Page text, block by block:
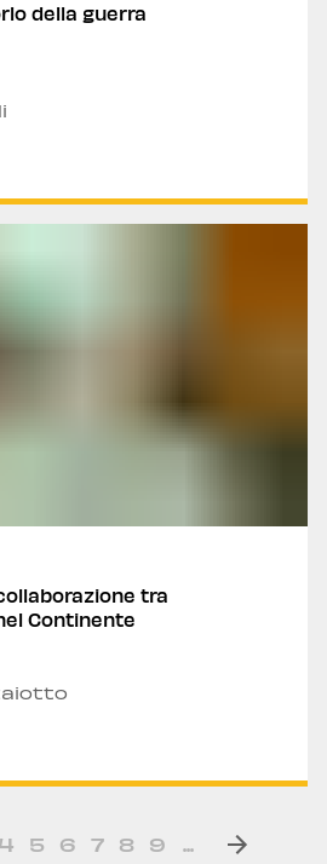
della guerra
tra
Continente
4 5 6 7 8 9 ...